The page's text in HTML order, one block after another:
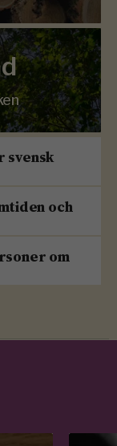
svensk
och
om